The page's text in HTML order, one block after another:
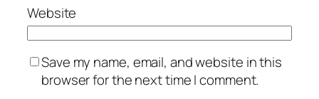
Website
Save my name, email, and website in this
browser for the next time I comment.